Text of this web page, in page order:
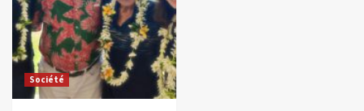
Société